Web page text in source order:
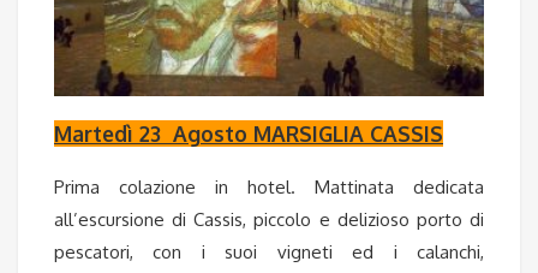
Martedì 23 Agosto MARSIGLIA CASSIS
Prima colazione in hotel. Mattinata dedicata
all’escursione di Cassis, piccolo e delizioso porto di
pescatori, con i suoi vigneti ed i calanchi,